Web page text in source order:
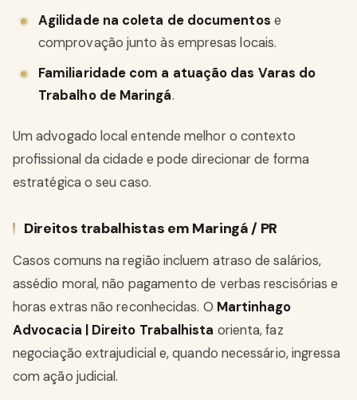
Agilidade na coleta de documentos e
comprovação junto às empresas locais.
Familiaridade com a atuação das Varas do
Trabalho de Maringá.
Um advogado local entende melhor o contexto
profissional da cidade e pode direcionar de forma
estratégica o seu caso.
Direitos trabalhistas em Maringá / PR
Casos comuns na região incluem atraso de salários,
assédio moral, não pagamento de verbas rescisórias e
horas extras não reconhecidas. O Martinhago
Advocacia | Direito Trabalhista orienta, faz
negociação extrajudicial e, quando necessário, ingressa
com ação judicial.